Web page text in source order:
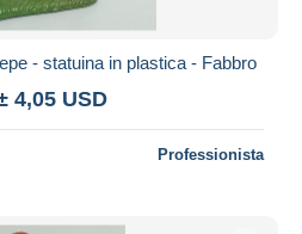
- statuina in plastica - Fabbro
4,05 USD
Professionista